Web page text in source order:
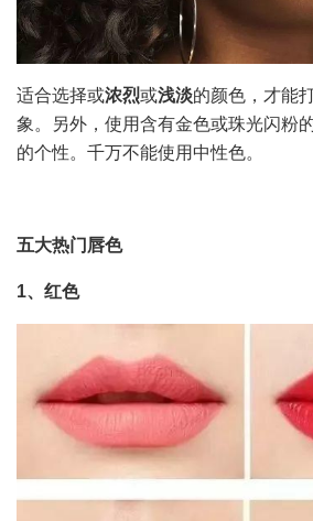
适合选择或浓烈或浅淡的颜色，才能
象。另外，使用含有金色或珠光闪粉
的个性。千万不能使用中性色。
五大热门唇色
1、红色